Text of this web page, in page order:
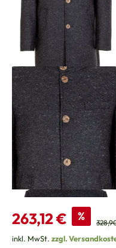
Verkaufspreis:
263,12 € %
inkl. MwSt. zzgl.